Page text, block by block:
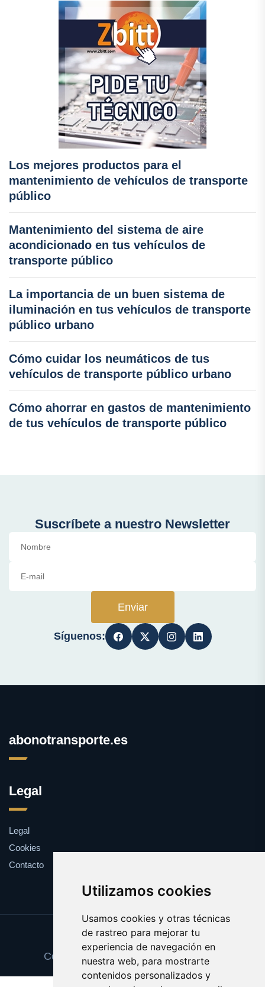
Utilizamos cookies
Usamos cookies y otras técnicas
de rastreo para mejorar tu
experiencia de navegación en
nuestra web, para mostrarte
contenidos personalizados y
Los mejores productos para el
mantenimiento de vehículos de transporte
público
Mantenimiento del sistema de aire
acondicionado en tus vehículos de
transporte público
La importancia de un buen sistema de
iluminación en tus vehículos de transporte
público urbano
Cómo cuidar los neumáticos de tus
vehículos de transporte público urbano
Cómo ahorrar en gastos de mantenimiento
de tus vehículos de transporte público
Suscríbete a nuestro Newsletter
Enviar
Síguenos:
abonotransporte.es
Legal
Legal
Cookies
Contacto
Update cookies preferences
Copyright © 2025 abonotransporte.es